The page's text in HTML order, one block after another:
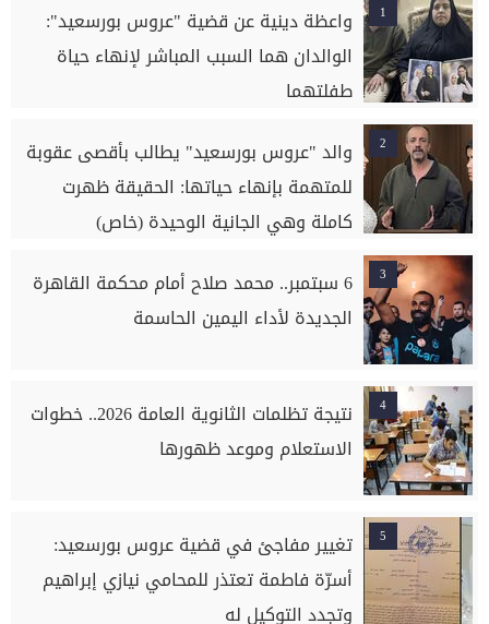
1
واعظة دينية عن قضية "عروس بورسعيد":
الوالدان هما السبب المباشر لإنهاء حياة
طفلتهما
2
والد "عروس بورسعيد" يطالب بأقصى عقوبة
للمتهمة بإنهاء حياتها: الحقيقة ظهرت
كاملة وهي الجانية الوحيدة (خاص)
3
6 سبتمبر.. محمد صلاح أمام محكمة القاهرة
الجديدة لأداء اليمين الحاسمة
4
نتيجة تظلمات الثانوية العامة 2026.. خطوات
الاستعلام وموعد ظهورها
5
تغيير مفاجئ في قضية عروس بورسعيد:
أسرّة فاطمة تعتذر للمحامي نيازي إبراهيم
وتجدد التوكيل له